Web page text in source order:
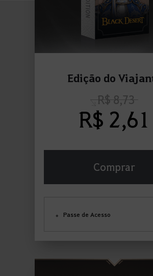
Edição do
R$ 8,73
R$ 2,61
Comprar
Passe de Acesso